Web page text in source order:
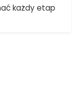
każdy etap